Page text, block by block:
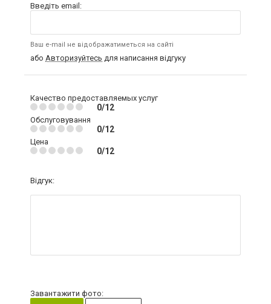
Введіть email:
Ваш e-mail не відображатиметься на сайті
або Авторизуйтесь для написання відгуку
Качество предоставляемых услуг
0/12
Обслуговування
0/12
Цена
0/12
Відгук:
Завантажити фото: